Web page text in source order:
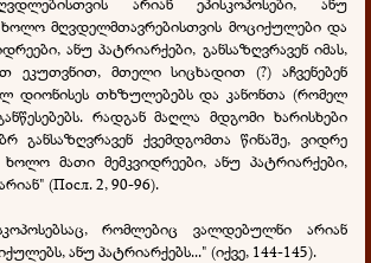
მღვდელმთავრებისთვის მოციქულები და
ანუ პატრიარქები, განსაზღვრავენ იმას,
ეკუთვნით, მთელი სიცხადით (?) აჩვენებენ
დიონისეს თხზულებებს და კანონთა (რომელ
რადგან მაღლა მდგომი ხარისხები
განსაზღვრავენ ქვემდგომთა წინაშე, ვიდრე
მათი მემკვიდრეები, ანუ პატრიარქები,
(Посл. 2, 90-96).
რომლებიც ვალდებულნი არიან
ანუ პატრიარქებს..." (იქვე, 144-145).